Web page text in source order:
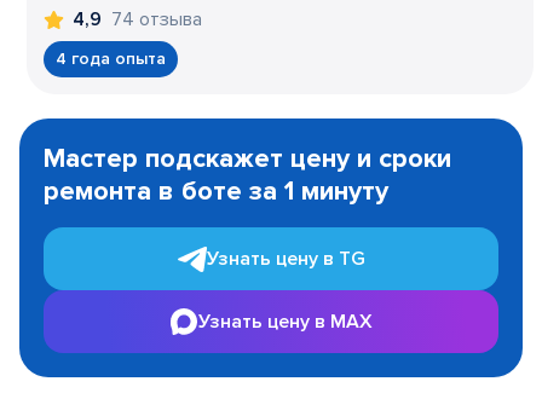
4,9 74 отзыва
4 года опыта
1
Мастер подскажет цену и сроки
ремонта в боте за 1 минуту
Узнать цену в TG
Узнать цену в MAX